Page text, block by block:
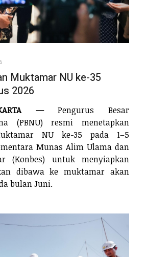
Muktamar NU ke-35
2026
—Pengurus Besar
(PBNU) resmi menetapkan
NU ke-35 pada 1–5
Munas Alim Ulama dan
(Konbes) untuk menyiapkan
dibawa ke muktamar akan
bulan Juni.